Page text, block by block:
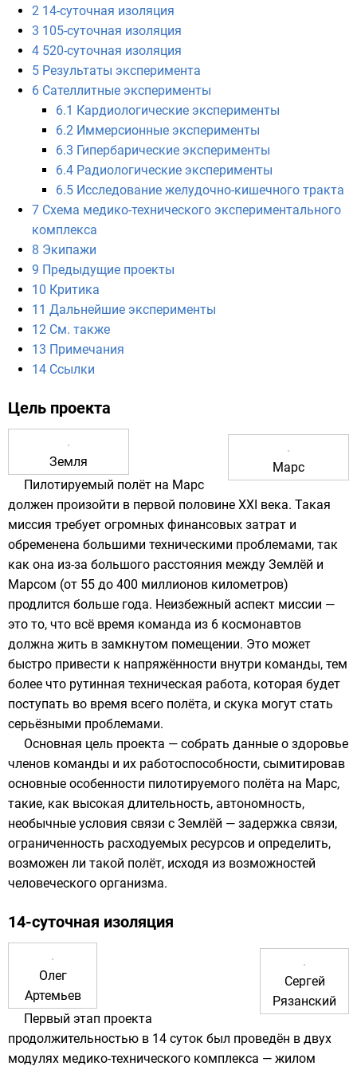
2 14-суточная изоляция
3 105-суточная изоляция
4 520-суточная изоляция
5 Результаты эксперимента
6 Сателлитные эксперименты
6.1 Кардиологические эксперименты
6.2 Иммерсионные эксперименты
6.3 Гипербарические эксперименты
6.4 Радиологические эксперименты
6.5 Исследование желудочно-кишечного тракта
7 Схема медико-технического экспериментального
комплекса
8 Экипажи
9 Предыдущие проекты
10 Критика
11 Дальнейшие эксперименты
12 См. также
13 Примечания
14 Ссылки
Цель проекта
Марс
Земля
Пилотируемый полёт на Марс
должен произойти в первой половине XXI века. Такая
миссия требует огромных финансовых затрат и
обременена большими техническими проблемами, так
как она из-за большого расстояния между Землёй и
Марсом (от 55 до 400 миллионов километров)
продлится больше года. Неизбежный аспект миссии —
это то, что всё время команда из 6 космонавтов
должна жить в замкнутом помещении. Это может
быстро привести к напряжённости внутри команды, тем
более что рутинная техническая работа, которая будет
поступать во время всего полёта, и скука могут стать
серьёзными проблемами.
Основная цель проекта — собрать данные о здоровье
членов команды и их работоспособности, сымитировав
основные особенности пилотируемого полёта на Марс,
такие, как высокая длительность, автономность,
необычные условия связи с Землёй — задержка связи,
ограниченность расходуемых ресурсов и определить,
возможен ли такой полёт, исходя из возможностей
человеческого организма.
14-суточная изоляция
Сергей
Рязанский
Олег
Артемьев
Первый этап проекта
продолжительностью в 14 суток был проведён в двух
модулях медико-технического комплекса — жилом